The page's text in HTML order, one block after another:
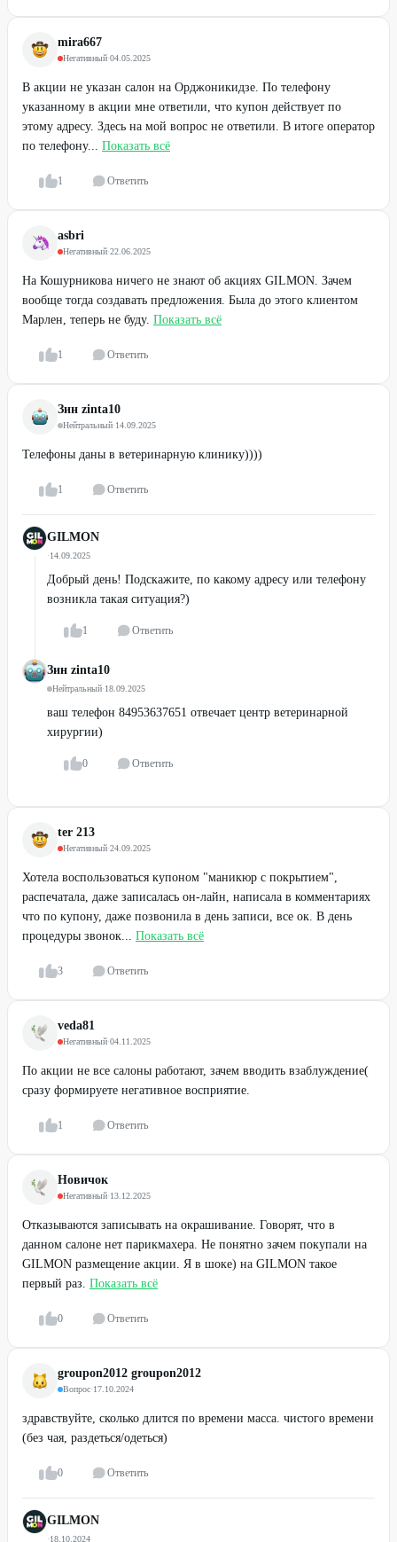
mira667
Негативный·04.05.2025
В акции не указан салон на Орджоникидзе. По телефону
указанному в акции мне ответили, что купон действует по
этому адресу. Здесь на мой вопрос не ответили. В итоге оператор
по телефону... Показать всё
1 Ответить
asbri
Негативный·22.06.2025
На Кошурникова ничего не знают об акциях GILMON. Зачем
вообще тогда создавать предложения. Была до этого клиентом
Марлен, теперь не буду. Показать всё
1 Ответить
Зин zinta10
Нейтральный·14.09.2025
Телефоны даны в ветеринарную клинику))))
1 Ответить
GILMON
·14.09.2025
Добрый день! Подскажите, по какому адресу или телефону
возникла такая ситуация?)
1 Ответить
Зин zinta10
Нейтральный·18.09.2025
ваш телефон 84953637651 отвечает центр ветеринарной
хирургии)
0 Ответить
ter 213
Негативный·24.09.2025
Хотела воспользоваться купоном "маникюр с покрытием",
распечатала, даже записалась он-лайн, написала в комментариях
что по купону, даже позвонила в день записи, все ок. В день
процедуры звонок... Показать всё
3 Ответить
veda81
Негативный·04.11.2025
По акции не все салоны работают, зачем вводить взаблуждение(
сразу формируете негативное восприятие.
1 Ответить
Новичок
Негативный·13.12.2025
Отказываются записывать на окрашивание. Говорят, что в
данном салоне нет парикмахера. Не понятно зачем покупали на
GILMON размещение акции. Я в шоке) на GILMON такое
первый раз. Показать всё
0 Ответить
groupon2012 groupon2012
Вопрос·17.10.2024
здравствуйте, сколько длится по времени масса. чистого времени
(без чая, раздеться/одеться)
0 Ответить
GILMON
·18.10.2024